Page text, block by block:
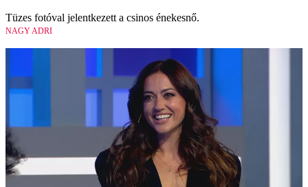
Tüzes fotóval jelentkezett a csinos énekesnő.
NAGY ADRI